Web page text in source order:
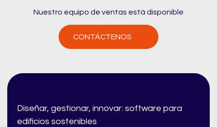
Nuestro equipo de ventas está disponible
CONTÁCTENOS
Diseñar, gestionar, innovar: software para
edificios sostenibles